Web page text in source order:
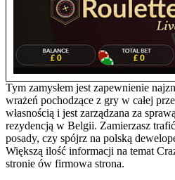
Tym zamysłem jest zapewnienie
wrażeń pochodzące z gry w całej
własnością i jest zarządzana za
rezydencją w Belgii. Zamierzasz
posady, czy spójrz na polską
Większą ilość informacji na temat
stronie ów firmowa strona.